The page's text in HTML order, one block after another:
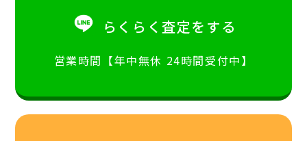
らくらく査定をする
営業時間【年中無休 24時間受付中】